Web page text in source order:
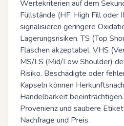
Wertekriterien auf dem
Füllstände (HF, High Fill oder
signalisieren geringere
Lagerungsrisiken. TS (Top
Flaschen akzeptabel, VHS
MS/LS (Mid/Low Shoulder)
Risiko. Beschädigte oder
Kapseln können
Handelbarkeit
Provenienz und saubere
Nachfrage und Preis.